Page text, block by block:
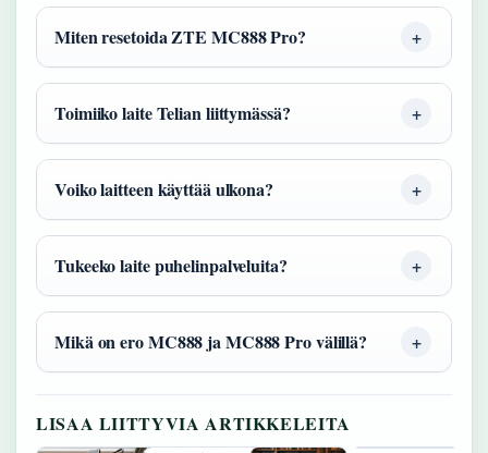
Miten resetoida ZTE MC888 Pro?
Toimiiko laite Telian liittymässä?
Voiko laitteen käyttää ulkona?
Tukeeko laite puhelinpalveluita?
Mikä on ero MC888 ja MC888 Pro välillä?
LISAA LIITTYVIA ARTIKKELEITA